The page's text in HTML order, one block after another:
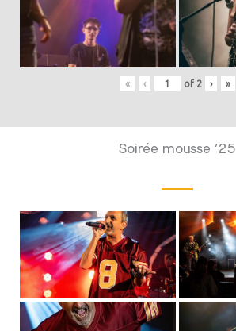
« ‹ of 2 › »
Soirée mousse ’25